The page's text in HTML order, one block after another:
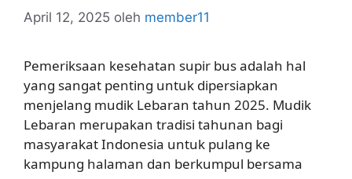
April 12, 2025 oleh member11
Pemeriksaan kesehatan supir bus adalah hal
yang sangat penting untuk dipersiapkan
menjelang mudik Lebaran tahun 2025. Mudik
Lebaran merupakan tradisi tahunan bagi
masyarakat Indonesia untuk pulang ke
kampung halaman dan berkumpul bersama